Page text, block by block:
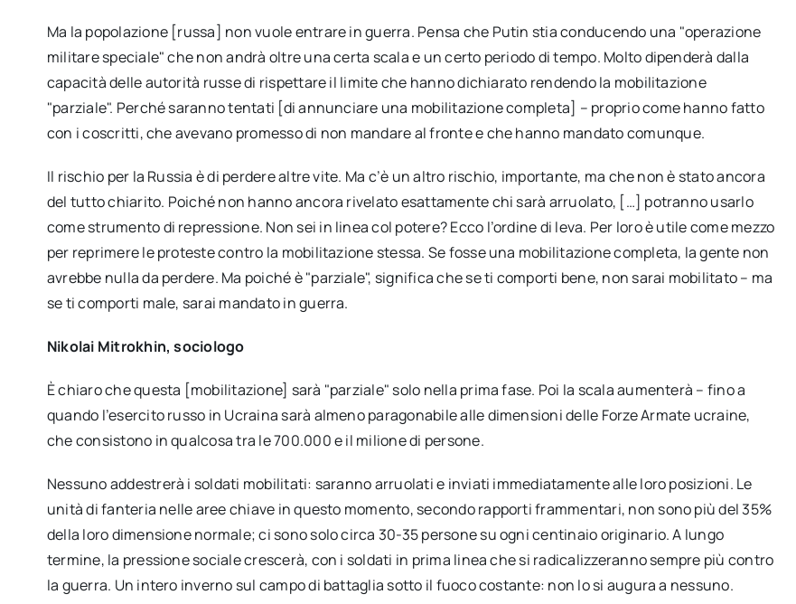
Ma la popolazione [russa] non vuole entrare in guerra. Pensa che Putin stia conducendo una "operazione
militare speciale" che non andrà oltre una certa scala e un certo periodo di tempo. Molto dipenderà dalla
capacità delle autorità russe di rispettare il limite che hanno dichiarato rendendo la mobilitazione
"parziale". Perché saranno tentati [di annunciare una mobilitazione completa] – proprio come hanno fatto
con i coscritti, che avevano promesso di non mandare al fronte e che hanno mandato comunque.
Il rischio per la Russia è di perdere altre vite. Ma c’è un altro rischio, importante, ma che non è stato ancora
del tutto chiarito. Poiché non hanno ancora rivelato esattamente chi sarà arruolato, […] potranno usarlo
come strumento di repressione. Non sei in linea col potere? Ecco l’ordine di leva. Per loro è utile come mezzo
per reprimere le proteste contro la mobilitazione stessa. Se fosse una mobilitazione completa, la gente non
avrebbe nulla da perdere. Ma poiché è "parziale", significa che se ti comporti bene, non sarai mobilitato – ma
se ti comporti male, sarai mandato in guerra.
Nikolai Mitrokhin, sociologo
È chiaro che questa [mobilitazione] sarà "parziale" solo nella prima fase. Poi la scala aumenterà – fino a
quando l’esercito russo in Ucraina sarà almeno paragonabile alle dimensioni delle Forze Armate ucraine,
che consistono in qualcosa tra le 700.000 e il milione di persone.
Nessuno addestrerà i soldati mobilitati: saranno arruolati e inviati immediatamente alle loro posizioni. Le
unità di fanteria nelle aree chiave in questo momento, secondo rapporti frammentari, non sono più del 35%
della loro dimensione normale; ci sono solo circa 30-35 persone su ogni centinaio originario. A lungo
termine, la pressione sociale crescerà, con i soldati in prima linea che si radicalizzeranno sempre più contro
la guerra. Un intero inverno sul campo di battaglia sotto il fuoco costante: non lo si augura a nessuno.